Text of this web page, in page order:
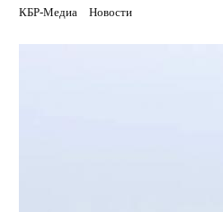
КБР-Медиа Новости